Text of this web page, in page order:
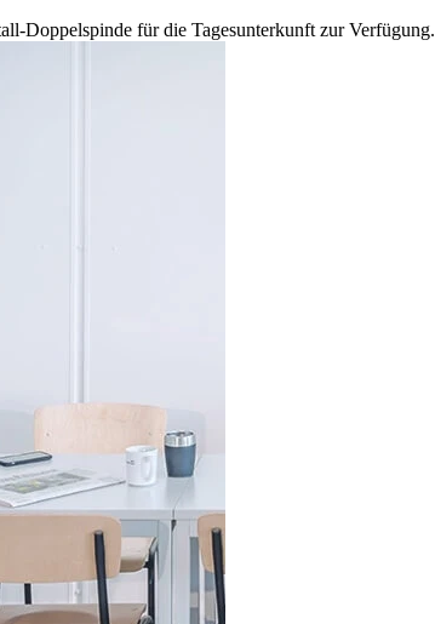
Doppelspinde für die Tagesunterkunft zur Verfügung.